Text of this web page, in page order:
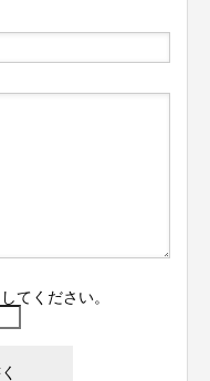
てください。